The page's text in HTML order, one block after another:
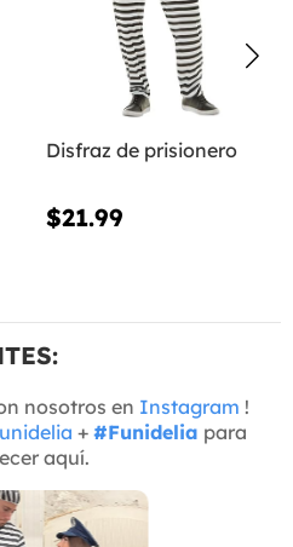
Disfraz de prisionero
$21.99
nosotros en Instagram !
+ #Funidelia para
aquí.